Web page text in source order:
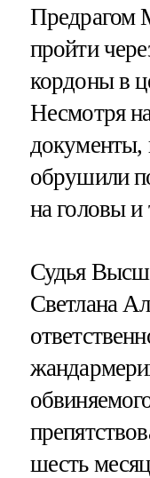
Предрагом
пройти
кордоны в
Несмотря
документы,
обрушили
на головы и
Судья
Светлана
шесть